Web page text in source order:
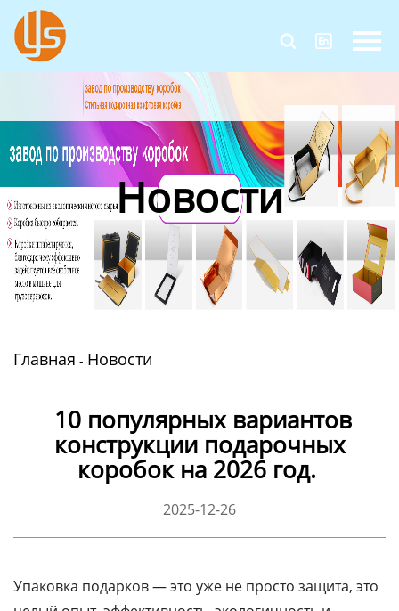
 
Главная
Продукция
О Нас
Контакты Новости
Главная - Новости
10 популярных вариантов
конструкции подарочных
коробок на 2026 год.
2025-12-26
Упаковка подарков — это уже не просто защита, это